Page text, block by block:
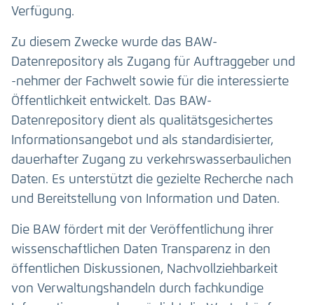
Verfügung.
Zu diesem Zwecke wurde das BAW-
Datenrepository als Zugang für Auftraggeber und
-nehmer der Fachwelt sowie für die interessierte
Öffentlichkeit entwickelt. Das BAW-
Datenrepository dient als qualitätsgesichertes
Informationsangebot und als standardisierter,
dauerhafter Zugang zu verkehrswasserbaulichen
Daten. Es unterstützt die gezielte Recherche nach
und Bereitstellung von Information und Daten.
Die BAW fördert mit der Veröffentlichung ihrer
wissenschaftlichen Daten Transparenz in den
öffentlichen Diskussionen, Nachvollziehbarkeit
von Verwaltungshandeln durch fachkundige